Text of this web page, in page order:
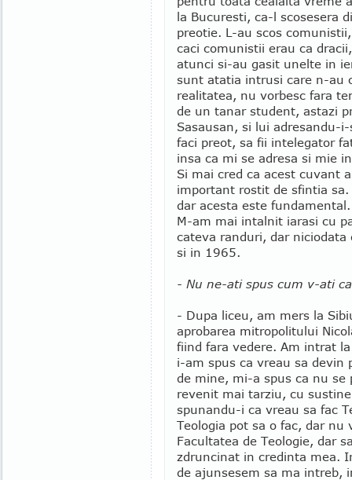
la Bucuresti, ca-l scosesera
preotie. L-au scos
caci comunistii erau ca
atunci si-au gasit unelte in
sunt atatia intrusi care n-au
realitatea, nu vorbesc fara
de un tanar student, astazi
Sasausan, si lui adresandu-
faci preot, sa fii intelegator
insa ca mi se adresa si mie
Si mai cred ca acest cuvant
important rostit de sfintia
dar acesta este fundamental.
M-am mai intalnit iarasi cu
cateva randuri, dar
si in 1965.
- Nu ne-ati spus cum v-ati
- Dupa liceu, am mers la
aprobarea mitropolitului
fiind fara vedere. Am intrat
i-am spus ca vreau sa devin
de mine, mi-a spus ca nu se
revenit mai tarziu, cu
spunandu-i ca vreau sa fac
Teologia pot sa o fac, dar
Facultatea de Teologie, dar
zdruncinat in credinta mea.
de ajunsesem sa ma intreb,